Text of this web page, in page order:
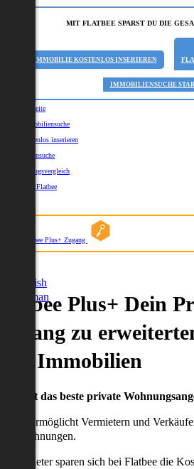
MIT FLATBEE SPARST DU DIE
IMMOBILIE KOSTENLOS INSERIEREN
IMMOBILIENSUCHE
Startseite
Immobiliensuche
Kostenlos inserieren
Kartensuche
Umzugsvergleich
Über Flatbee
Flatbee Plus+ Zugang
English
German
Plus+ Dein
zu
Immobilien
willst das beste private
ermöglicht Vermietern und
Wohnungen.
Anbieter sparen sich bei Flatbee die